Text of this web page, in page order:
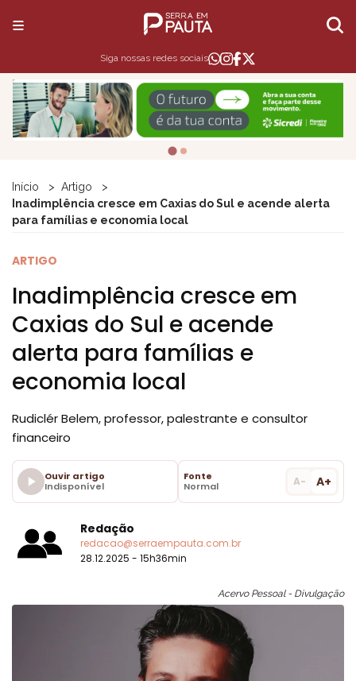
Siga nossas redes sociais
Início
Artigo
Inadimplência cresce em Caxias do Sul e acende alerta
para famílias e economia local
ARTIGO
Inadimplência cresce em
Caxias do Sul e acende
alerta para famílias e
economia local
Rudiclér Belem, professor, palestrante e consultor
financeiro
Ouvir artigo
Indisponível
Fonte
Normal
A- A+
Redação
redacao@serraempauta.com.br
28.12.2025 - 15h36min
Acervo Pessoal - Divulgação